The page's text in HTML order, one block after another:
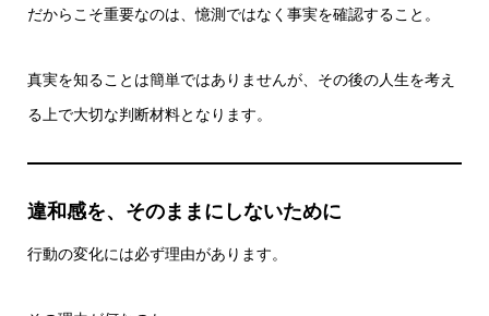
だからこそ重要なのは、憶測ではなく事実を確認すること。
真実を知ることは簡単ではありませんが、その後の人生を考え
る上で大切な判断材料となります。
違和感を、そのままにしないために
行動の変化には必ず理由があります。